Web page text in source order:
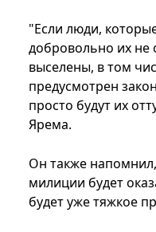
"Если люди,
добровольно их не
выселены, в том
предусмотрен
просто будут их
Ярема.
Он также
милиции будет
будет уже тяжкое